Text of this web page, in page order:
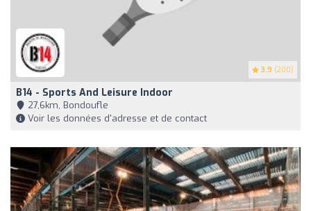
3.9 (200)
B14 - Sports And Leisure Indoor
27,6km, Bondoufle
Voir les données d'adresse et de contact